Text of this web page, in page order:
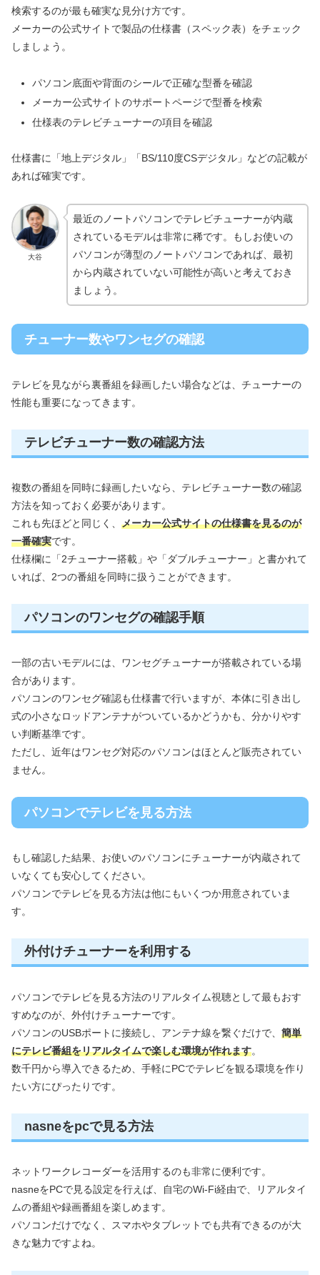
検索するのが最も確実な見分け方です。
メーカーの公式サイトで製品の仕様書（スペック表）をチェック
しましょう。
パソコン底面や背面のシールで正確な型番を確認
メーカー公式サイトのサポートページで型番を検索
仕様表のテレビチューナーの項目を確認
仕様書に「地上デジタル」「BS/110度CSデジタル」などの記載が
あれば確実です。
大谷
最近のノートパソコンでテレビチューナーが内蔵
されているモデルは非常に稀です。もしお使いの
パソコンが薄型のノートパソコンであれば、最初
から内蔵されていない可能性が高いと考えておき
ましょう。
チューナー数やワンセグの確認
テレビを見ながら裏番組を録画したい場合などは、チューナーの
性能も重要になってきます。
テレビチューナー数の確認方法
複数の番組を同時に録画したいなら、テレビチューナー数の確認
方法を知っておく必要があります。
これも先ほどと同じく、 メーカー公式サイトの仕様書を見るのが
一番確実です。
仕様欄に「2チューナー搭載」や「ダブルチューナー」と書かれて
いれば、2つの番組を同時に扱うことができます。
パソコンのワンセグの確認手順
一部の古いモデルには、ワンセグチューナーが搭載されている場
合があります。
パソコンのワンセグ確認も仕様書で行いますが、本体に引き出し
式の小さなロッドアンテナがついているかどうかも、分かりやす
い判断基準です。
ただし、近年はワンセグ対応のパソコンはほとんど販売されてい
ません。
パソコンでテレビを見る方法
もし確認した結果、お使いのパソコンにチューナーが内蔵されて
いなくても安心してください。
パソコンでテレビを見る方法は他にもいくつか用意されていま
す。
外付けチューナーを利用する
パソコンでテレビを見る方法のリアルタイム視聴として最もおす
すめなのが、外付けチューナーです。
パソコンのUSBポートに接続し、アンテナ線を繋ぐだけで、 簡単
にテレビ番組をリアルタイムで楽しむ環境が作れます。
数千円から導入できるため、手軽にPCでテレビを観る環境を作り
たい方にぴったりです。
nasneをpcで見る方法
ネットワークレコーダーを活用するのも非常に便利です。
nasneをPCで見る設定を行えば、自宅のWi-Fi経由で、リアルタイ
ムの番組や録画番組を楽しめます。
パソコンだけでなく、スマホやタブレットでも共有できるのが大
きな魅力ですよね。